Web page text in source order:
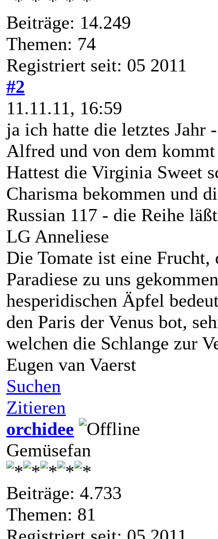
Beiträge: 14.249
Themen: 74
Registriert seit: 05 2011
#2
11.11.11, 16:59
ja ich hatte die letztes Jahr
Alfred und von dem
Hattest die Virginia Sweet
Charisma bekommen und
Russian 117 - die Reihe
LG Anneliese
Die Tomate ist eine
Paradiese zu uns
hesperidischen Äpfel
den Paris der Venus bot,
welchen die Schlange zur
Eugen van Vaerst
Suchen
Zitieren
orchidee
Gemüsefan
Beiträge: 4.733
Themen: 81